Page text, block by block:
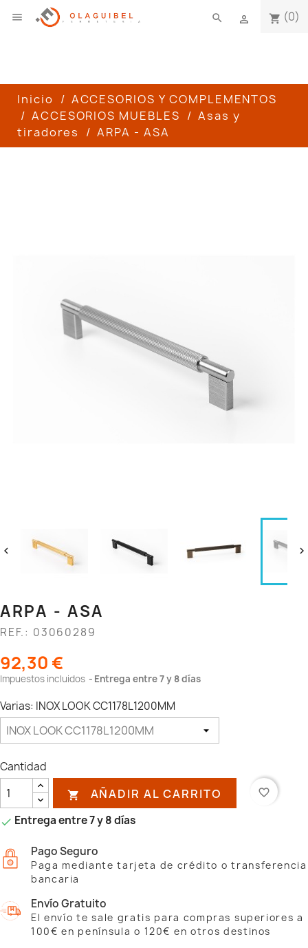
 shopping_cart (0)

search
Inicio
ACCESORIOS Y COMPLEMENTOS
ACCESORIOS MUEBLES
Asas y
tiradores
ARPA - ASA
 
ARPA - ASA
REF.: 03060289
92,30 €
Impuestos incluidos Entrega entre 7 y 8 días
Varias: INOX LOOK CC1178L1200MM
Cantidad
 AÑADIR AL CARRITO favorite_border
 Entrega entre 7 y 8 días
Pago Seguro
Paga mediante tarjeta de crédito o transferencia
bancaria
Envío Gratuito
El envío te sale gratis para compras superiores a
100€ en península o 120€ en otros destinos